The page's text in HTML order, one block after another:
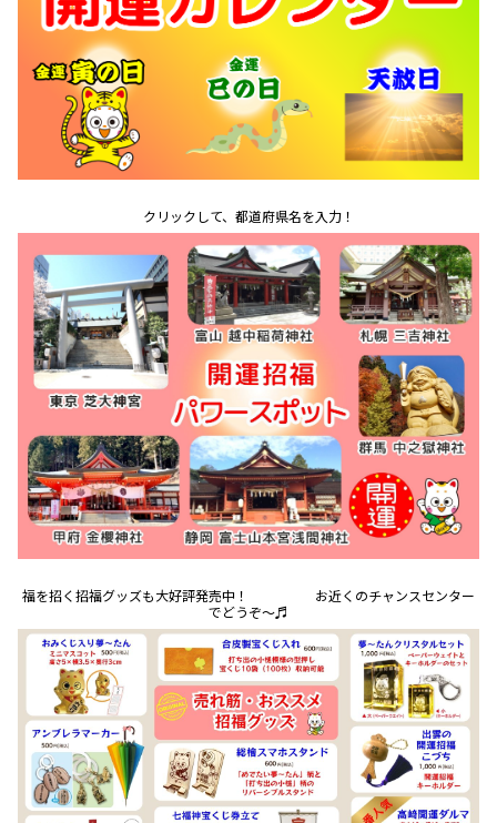
クリックして、都道府県名を入力！
福を招く招福グッズも大好評発売中！ お近くのチャンスセンター
でどうぞ～♬